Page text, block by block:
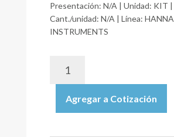
Presentación: N/A | Unidad: KIT |
Cant./unidad: N/A | Línea: HANNA
INSTRUMENTS
CONJUNTO
ADAPTADOR
Agregar a Cotización